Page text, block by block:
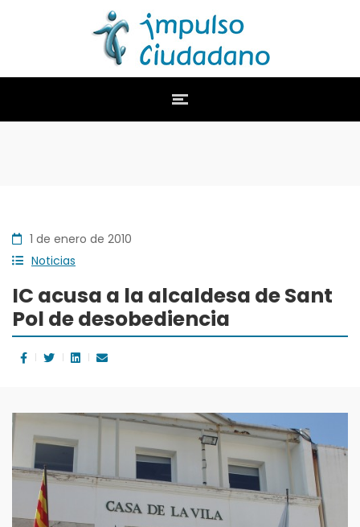
1 de enero de 2010
Noticias
IC acusa a la alcaldesa de Sant
Pol de desobediencia